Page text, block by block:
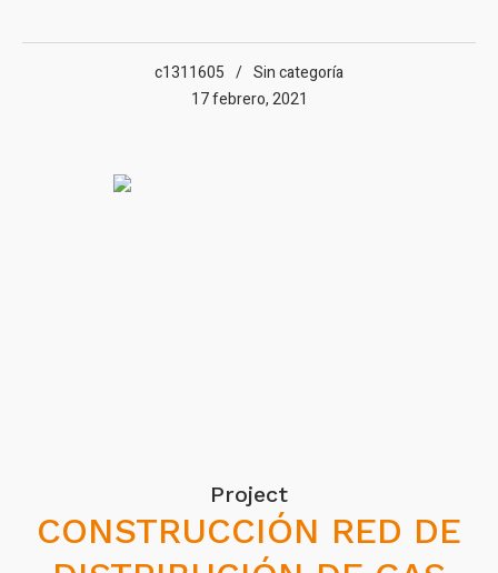
c1311605
Sin categoría
17 febrero, 2021
Project
CONSTRUCCIÓN RED DE